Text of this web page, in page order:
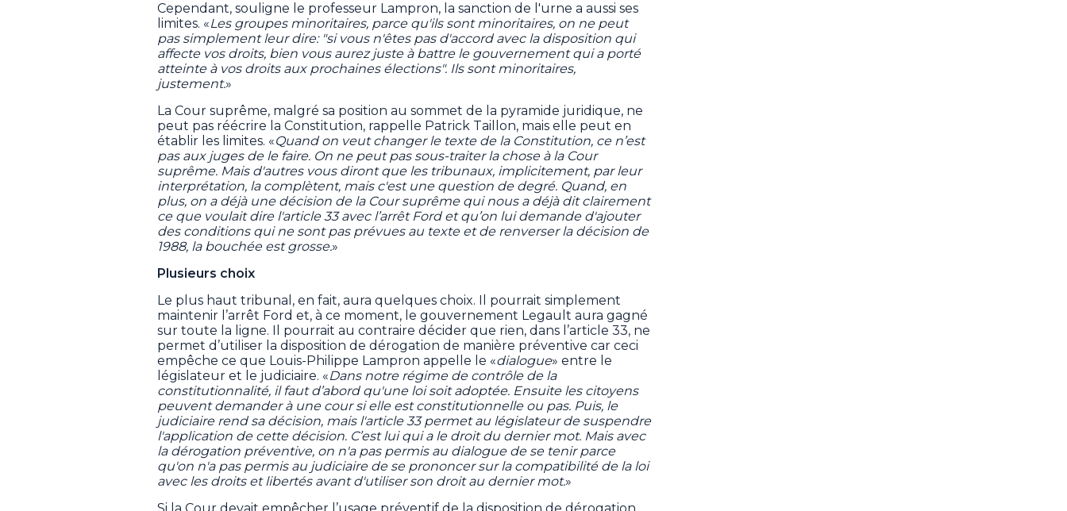
Cependant, souligne le professeur Lampron, la sanction de l'urne a aussi ses
limites. «Les groupes minoritaires, parce qu'ils sont minoritaires, on ne peut
pas simplement leur dire: "si vous n'êtes pas d'accord avec la disposition qui
affecte vos droits, bien vous aurez juste à battre le gouvernement qui a porté
atteinte à vos droits aux prochaines élections". Ils sont minoritaires,
justement.»
La Cour suprême, malgré sa position au sommet de la pyramide juridique, ne
peut pas réécrire la Constitution, rappelle Patrick Taillon, mais elle peut en
établir les limites. «Quand on veut changer le texte de la Constitution, ce n’est
pas aux juges de le faire. On ne peut pas sous-traiter la chose à la Cour
suprême. Mais d'autres vous diront que les tribunaux, implicitement, par leur
interprétation, la complètent, mais c'est une question de degré. Quand, en
plus, on a déjà une décision de la Cour suprême qui nous a déjà dit clairement
ce que voulait dire l'article 33 avec l’arrêt Ford et qu’on lui demande d'ajouter
des conditions qui ne sont pas prévues au texte et de renverser la décision de
1988, la bouchée est grosse.»
Plusieurs choix
Le plus haut tribunal, en fait, aura quelques choix. Il pourrait simplement
maintenir l’arrêt Ford et, à ce moment, le gouvernement Legault aura gagné
sur toute la ligne. Il pourrait au contraire décider que rien, dans l’article 33, ne
permet d’utiliser la disposition de dérogation de manière préventive car ceci
empêche ce que Louis-Philippe Lampron appelle le «dialogue» entre le
législateur et le judiciaire. «Dans notre régime de contrôle de la
constitutionnalité, il faut d’abord qu'une loi soit adoptée. Ensuite les citoyens
peuvent demander à une cour si elle est constitutionnelle ou pas. Puis, le
judiciaire rend sa décision, mais l'article 33 permet au législateur de suspendre
l'application de cette décision. C’est lui qui a le droit du dernier mot. Mais avec
la dérogation préventive, on n'a pas permis au dialogue de se tenir parce
qu'on n'a pas permis au judiciaire de se prononcer sur la compatibilité de la loi
avec les droits et libertés avant d'utiliser son droit au dernier mot.»